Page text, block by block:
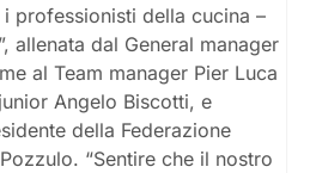
professionisti della cucina –
allenata dal General manager
al Team manager Pier Luca
Angelo Biscotti, e
della Federazione
“Sentire che il nostro